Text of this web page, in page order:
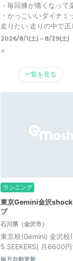
・毎回膝が痛くなっ
・かっこいいダイナミ
走りたい 走りの中で
2026/8/1(土)～8/29(土)
一覧を見る
ランニング
東京Gemini金沢shock
ブ
石川県（金沢市）
東京校(Gemini) 金沢
5.SEEKERS) 月6600
毎月自動更新